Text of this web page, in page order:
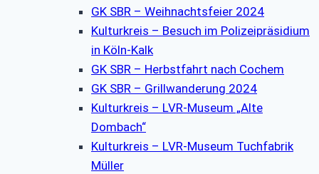
GK SBR – Weihnachtsfeier 2024
Kulturkreis – Besuch im Polizeipräsidium
in Köln-Kalk
GK SBR – Herbstfahrt nach Cochem
GK SBR – Grillwanderung 2024
Kulturkreis – LVR-Museum „Alte
Dombach“
Kulturkreis – LVR-Museum Tuchfabrik
Müller